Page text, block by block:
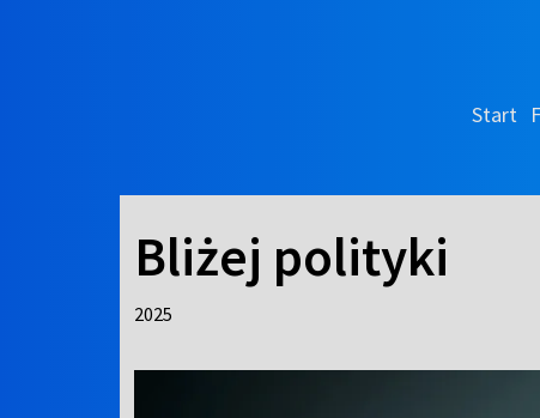
Start
Bliżej polityki
2025